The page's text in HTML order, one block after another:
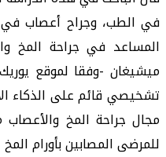
في الطب، وجراح أعصاب في
المساعد في جراحة المخ
ميشيغان -وفقا لموقع
تشخيصي قائم على الذكاء
مجال جراحة المخ
للمرضى المصابين بأورام